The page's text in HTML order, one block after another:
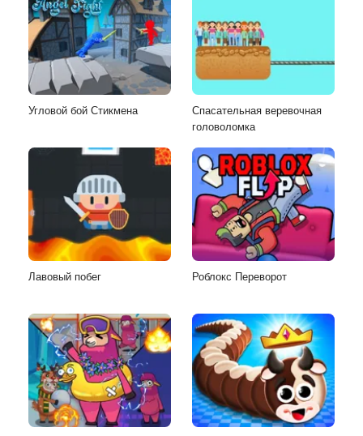
Угловой бой Стикмена
Спасательная веревочная
головоломка
Лавовый побег Роблокс Переворот